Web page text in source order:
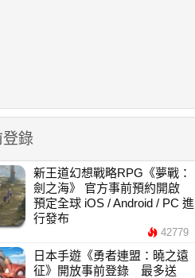
錄
新王道幻想戰略RPG《夢戰：
劍之海》 官方事前預約開啟
預定全球 iOS / Android / PC 進
行發布
42779
日本手遊《勇者連盟：曉之遠
征》開放事前登錄 最多送